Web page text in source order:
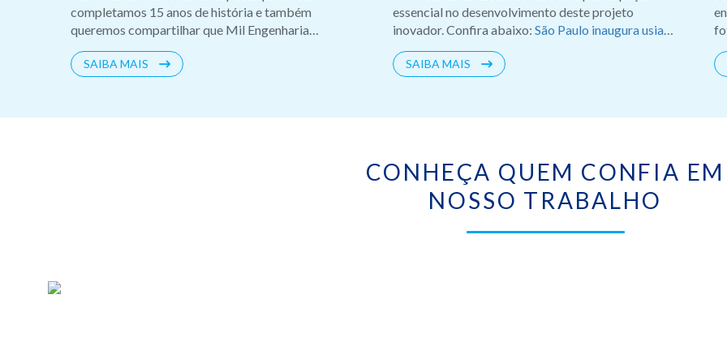
completamos 15 anos de história e também
queremos compartilhar que Mil Engenharia
Elétrica passa a ser MIL Sistemas Elétricos. ????
Essa mudança representa nossa evolução, o
Seguimos firmes no compromisso que trouxemos
SAIBA MAIS
essencial no desenvolvimento deste projeto
inovador. Confira abaixo: São Paulo inaugura usian
solar flutuante na represa Billings
da maior usina solar do Brasil está pronta | Jornal
SAIBA MAIS
CONHEÇA QUEM CONFIA EM
NOSSO TRABALHO